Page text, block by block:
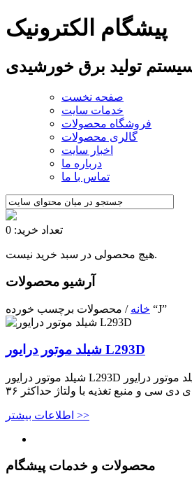
پیشگام الکترونیک
سیستم تولید برق خورشیدی
صفحه نخست
خدمات سایت
فروشگاه محصولات
گالری محصولات
اخبار سایت
درباره ما
تماس با ما
تعداد خرید: 0
هیچ محصولی در سبد خرید نیست.
آرشیو محصولات
خانه / محصولات برچسب خورده “J”
شیلد موتور درایور L293D
شیلد موتور درایور L293D شیلد موتور درایور L293D توانایی درایور ۴ موتور DC و یا ۲ استپ موتور را دارد. – L293 یک درایور چهار کاناله یکپارچه برای پشتیبانی از ولتاژ و جریان بالا می باشد. با استفاده از
اطلاعات بیشتر >>
محصولات و خدمات پیشگام